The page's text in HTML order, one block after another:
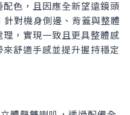
配色，且因應全新望遠鏡頭
對機身側邊、背蓋與整體
，實現一致且更具整體感
舒適手感並提升握持穩定